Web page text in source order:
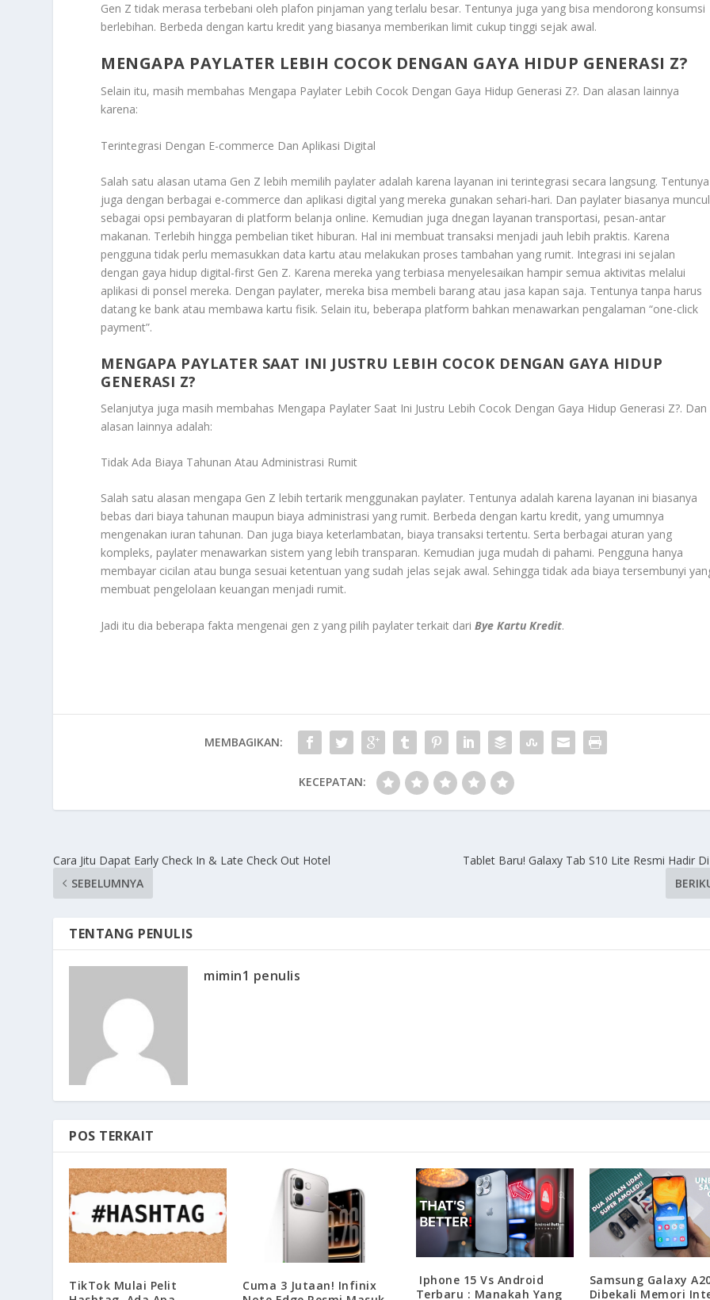
Gen Z tidak merasa terbebani oleh plafon pinjaman yang terlalu besar. Tentunya juga yang bisa mendorong konsumsi
berlebihan. Berbeda dengan kartu kredit yang biasanya memberikan limit cukup tinggi sejak awal.
MENGAPA PAYLATER LEBIH COCOK DENGAN GAYA HIDUP GENERASI Z?
Selain itu, masih membahas Mengapa Paylater Lebih Cocok Dengan Gaya Hidup Generasi Z?. Dan alasan lainnya
karena:
Terintegrasi Dengan E-commerce Dan Aplikasi Digital
Salah satu alasan utama Gen Z lebih memilih paylater adalah karena layanan ini terintegrasi secara langsung. Tentunya
juga dengan berbagai e-commerce dan aplikasi digital yang mereka gunakan sehari-hari. Dan paylater biasanya muncul
sebagai opsi pembayaran di platform belanja online. Kemudian juga dnegan layanan transportasi, pesan-antar
makanan. Terlebih hingga pembelian tiket hiburan. Hal ini membuat transaksi menjadi jauh lebih praktis. Karena
pengguna tidak perlu memasukkan data kartu atau melakukan proses tambahan yang rumit. Integrasi ini sejalan
dengan gaya hidup digital-first Gen Z. Karena mereka yang terbiasa menyelesaikan hampir semua aktivitas melalui
aplikasi di ponsel mereka. Dengan paylater, mereka bisa membeli barang atau jasa kapan saja. Tentunya tanpa harus
datang ke bank atau membawa kartu fisik. Selain itu, beberapa platform bahkan menawarkan pengalaman “one-click
payment”.
MENGAPA PAYLATER SAAT INI JUSTRU LEBIH COCOK DENGAN GAYA HIDUP
GENERASI Z?
Selanjutya juga masih membahas Mengapa Paylater Saat Ini Justru Lebih Cocok Dengan Gaya Hidup Generasi Z?. Dan
alasan lainnya adalah:
Tidak Ada Biaya Tahunan Atau Administrasi Rumit
Salah satu alasan mengapa Gen Z lebih tertarik menggunakan paylater. Tentunya adalah karena layanan ini biasanya
bebas dari biaya tahunan maupun biaya administrasi yang rumit. Berbeda dengan kartu kredit, yang umumnya
mengenakan iuran tahunan. Dan juga biaya keterlambatan, biaya transaksi tertentu. Serta berbagai aturan yang
kompleks, paylater menawarkan sistem yang lebih transparan. Kemudian juga mudah di pahami. Pengguna hanya
membayar cicilan atau bunga sesuai ketentuan yang sudah jelas sejak awal. Sehingga tidak ada biaya tersembunyi
membuat pengelolaan keuangan menjadi rumit.
Jadi itu dia beberapa fakta mengenai gen z yang pilih paylater terkait dariBye Kartu Kredit.
MEMBAGIKAN:
KECEPATAN:
Cara Jitu Dapat Early Check In & Late Check Out Hotel
SEBELUMNYA
Tablet Baru! Galaxy Tab S10 Lite Resmi Hadir
TENTANG PENULIS
mimin1 penulis
POS TERKAIT
TikTok Mulai Pelit
Cuma 3 Jutaan! Infinix
Iphone 15 Vs Android
Terbaru : Manakah Yang
Samsung Galaxy
Dibekali Memori